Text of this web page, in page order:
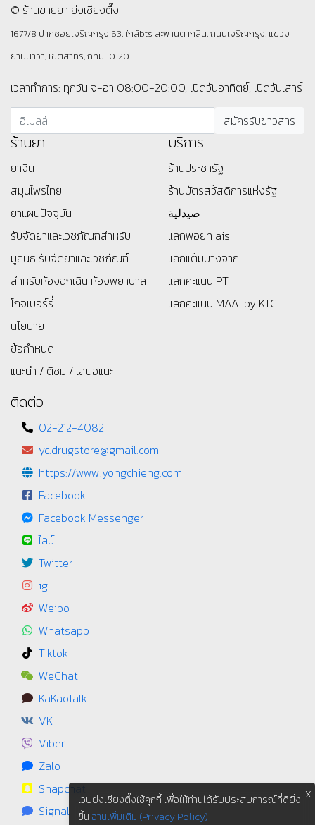
© ร้านขายยา ย่งเชียงตึ๊ง
1677/8 ปากซอยเจริญกรุง 63, ใกล้bts สะพานตากสิน, ถนนเจริญกรุง, แขวง
ยานนาวา, เขตสาทร, กทม 10120
เวลาทำการ: ทุกวัน จ-อา 08:00-20:00, เปิดวันอาทิตย์, เปิดวันเสาร์
ร้านยา
ยาจีน
สมุนไพรไทย
ยาแผนปัจจุบัน
รับจัดยาและเวชภัณฑ์สำหรับ
มูลนิธิ รับจัดยาและเวชภัณฑ์
สำหรับห้องฉุกเฉิน ห้องพยาบาล
โกจิเบอร์รี่
นโยบาย
ข้อกำหนด
แนะนำ / ติชม / เสนอแนะ
บริการ
ร้านประชารัฐ
ร้านบัตรสว้สดิการแห่งรัฐ
صيدلية
แลกพอยท์ ais
แลกแต้มบางจาก
แลกคะแนน PT
แลกคะแนน MAAI by KTC
ติดต่อ
02-212-4082
yc.drugstore@gmail.com
https://www.yongchieng.com
Facebook
Facebook Messenger
ไลน์
Twitter
ig
Weibo
Whatsapp
Tiktok
WeChat
KaKaoTalk
VK
Viber
Zalo
Snapchat
Signal
X
เวปย่งเชียงตึ๊งใช้คุกกี้ เพื่อให้ท่านได้รับประสบการณ์ที่ดียิ่ง
ขึ้น อ่านเพิ่มเติม (Privacy Policy)